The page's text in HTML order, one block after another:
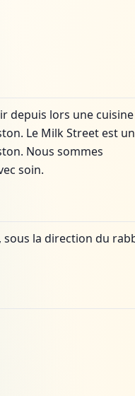
depuis lors une cuisine
Le Milk Street est un
Nous sommes
soin.
sous la direction du